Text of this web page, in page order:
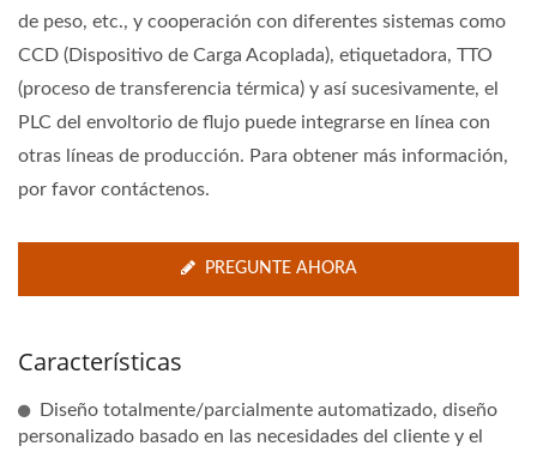
de peso, etc., y cooperación con diferentes sistemas como
CCD (Dispositivo de Carga Acoplada), etiquetadora, TTO
(proceso de transferencia térmica) y así sucesivamente, el
PLC del envoltorio de flujo puede integrarse en línea con
otras líneas de producción. Para obtener más información,
por favor contáctenos.
PREGUNTE AHORA
Características
Diseño totalmente/parcialmente automatizado, diseño
personalizado basado en las necesidades del cliente y el